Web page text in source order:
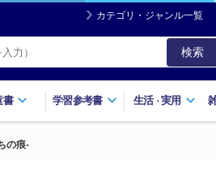
カテゴリ・ジャンル一覧
検索
書 学習参考書 生活・実用
の痕‐